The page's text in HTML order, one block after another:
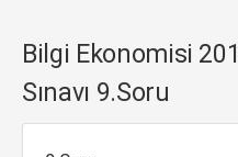
Bilgi Ekonomisi
Sınavı 9.Soru